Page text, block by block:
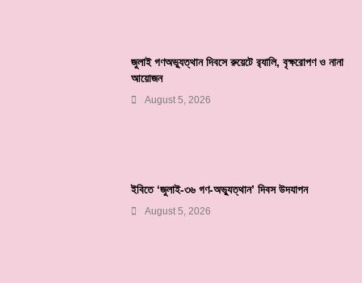
জুলাই গণঅভ্যুত্থান দিবসে রুয়েটে র‌্যালি, বৃক্ষরোপণ ও নানা
আয়োজন
August 5, 2026
ইবিতে ‘জুলাই-৩৬ গণ-অভ্যুত্থান’ দিবস উদযাপন
August 5, 2026